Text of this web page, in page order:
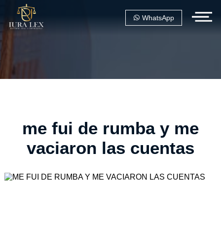
WhatsApp
me fui de rumba y me
vaciaron las cuentas